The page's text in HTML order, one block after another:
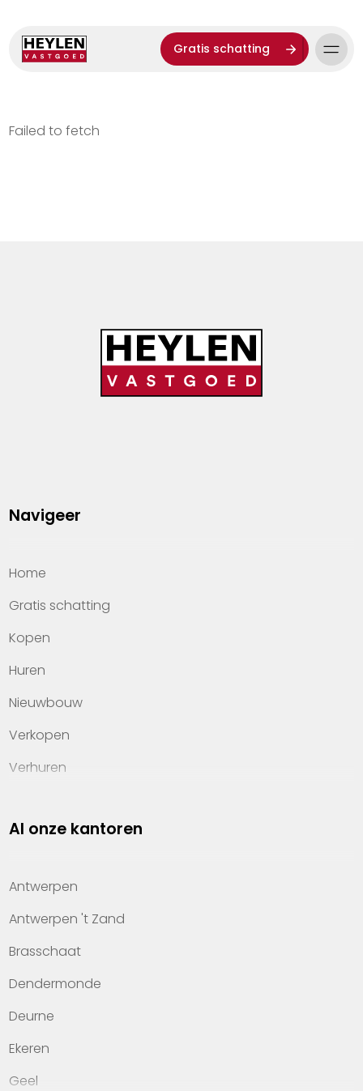
Gratis schatting
Failed to fetch
Navigeer
Home
Gratis schatting
Kopen
Huren
Nieuwbouw
Verkopen
Verhuren
Property management
Kennis van wonen
Kantoren
Veelgestelde vragen
Werken bij Heylen Vastgoed
Contact
Al onze kantoren
Antwerpen
Antwerpen 't Zand
Brasschaat
Dendermonde
Deurne
Ekeren
Geel